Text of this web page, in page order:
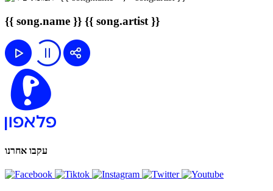
{{ song.name }} {{ song.artist }}
עקבו אחרנו